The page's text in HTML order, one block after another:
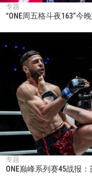
专题
“ONE周五格斗夜163”今
专题
ONE巅峰系列赛45战报